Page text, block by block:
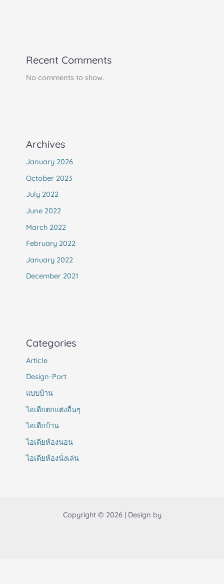
Recent Comments
No comments to show.
Archives
January 2026
October 2023
July 2022
June 2022
March 2022
February 2022
January 2022
December 2021
Categories
Article
Design-Port
แบบบ้าน
ไอเดียตกแต่งอื่นๆ
ไอเดียบ้าน
ไอเดียห้องนอน
ไอเดียห้องนั่งเล่น
Copyright © 2026 | Design by